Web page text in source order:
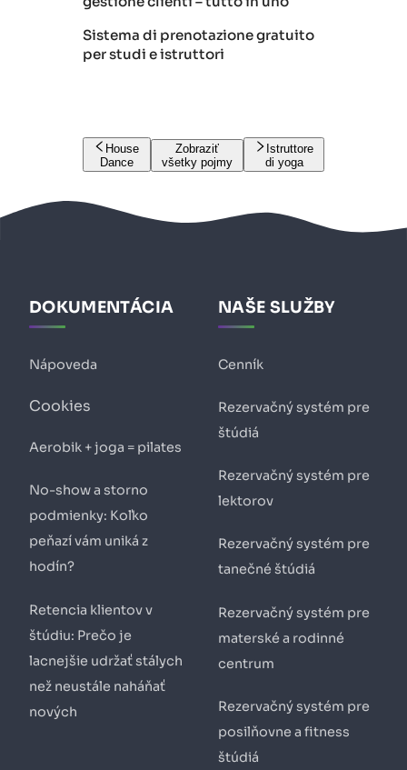
Sistema di prenotazione gratuito
per studi e istruttori
House
Dance
Zobraziť
všetky pojmy
Istruttore
di yoga
DOKUMENTÁCIA
Nápoveda
Cookies
Aerobik + joga = pilates
No-show a storno
podmienky: Koľko
peňazí vám uniká z
hodín?
Retencia klientov v
štúdiu: Prečo je
lacnejšie udržať stálych
než neustále naháňať
nových
NAŠE SLUŽBY
Cenník
Rezervačný systém pre
štúdiá
Rezervačný systém pre
lektorov
Rezervačný systém pre
tanečné štúdiá
Rezervačný systém pre
materské a rodinné
centrum
Rezervačný systém pre
posilňovne a fitness
štúdiá